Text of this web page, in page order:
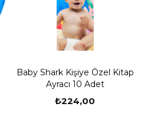
Baby Shark Kişiye Özel Kitap
Ayracı 10 Adet
₺224,00